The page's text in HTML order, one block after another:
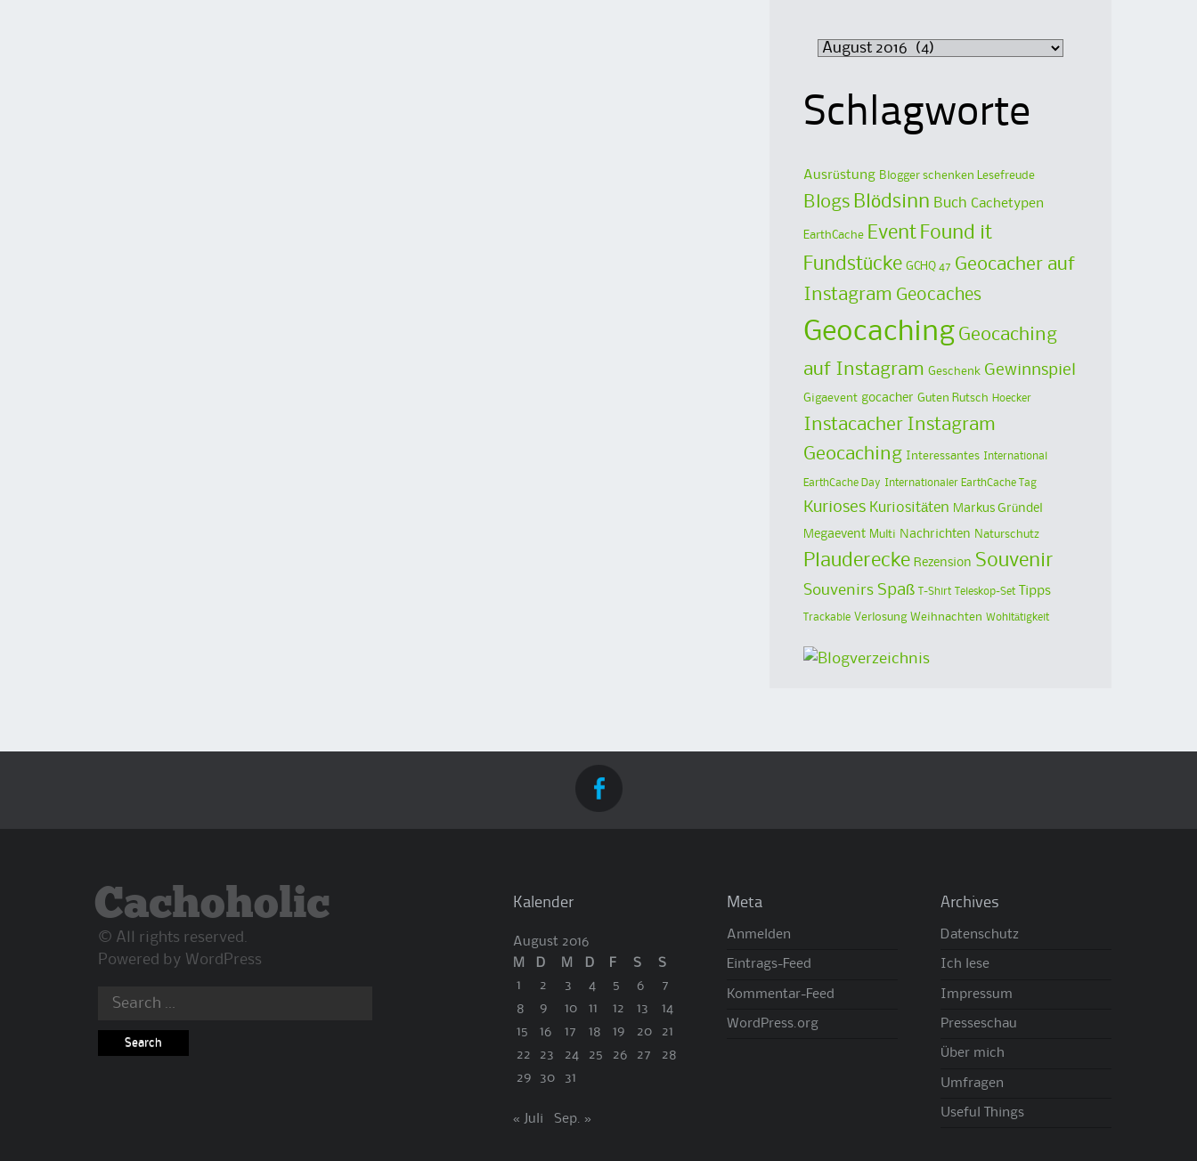
Archiv
Schlagworte
Ausrüstung Blogger schenken Lesefreude
Blogs Blödsinn Buch Cachetypen
EarthCache Event Found it
Fundstücke GCHQ 47 Geocacher auf
Instagram Geocaches
Geocaching Geocaching
auf Instagram Geschenk Gewinnspiel
Gigaevent gocacher Guten Rutsch Hoecker
Instacacher Instagram
Geocaching
Interessantes International
EarthCache Day Internationaler EarthCache Tag
Kurioses Kuriositäten Markus Gründel
Megaevent Multi Nachrichten Naturschutz
Plauderecke Rezension Souvenir
Souvenirs Spaß T-Shirt Teleskop-Set Tipps
Trackable Verlosung Weihnachten Wohltätigkeit
Cachoholic
© All rights reserved.
Powered by WordPress
Search
Kalender
August 2016
M
D M D F S
S
1
2 3 4 5 6
7
8
9 10 11 12 13
14
15
16 17 18 19 20
21
22
23 24 25 26 27
28
29
30 31
« Juli Sep. »
Meta
Anmelden
Eintrags-Feed
Kommentar-Feed
WordPress.org
Archives
Datenschutz
Ich lese
Impressum
Presseschau
Über mich
Umfragen
Useful Things